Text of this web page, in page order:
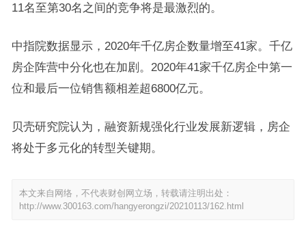
11名至第30名之间的竞争将是最激烈的。
中指院数据显示，2020年千亿房企数量增至41家。千亿
房企阵营中分化也在加剧。2020年41家千亿房企中第一
位和最后一位销售额相差超6800亿元。
贝壳研究院认为，融资新规强化行业发展新逻辑，房企
将处于多元化的转型关键期。
本文来自网络，不代表财创网立场，转载请注明出处：
http://www.300163.com/hangyerongzi/20210113/162.html